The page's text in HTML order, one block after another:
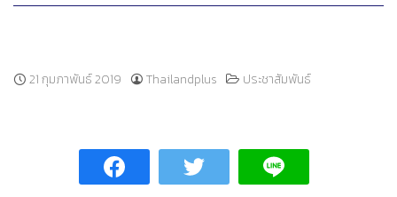
21 กุมภาพันธ์ 2019 Thailandplus ประชาสัมพันธ์